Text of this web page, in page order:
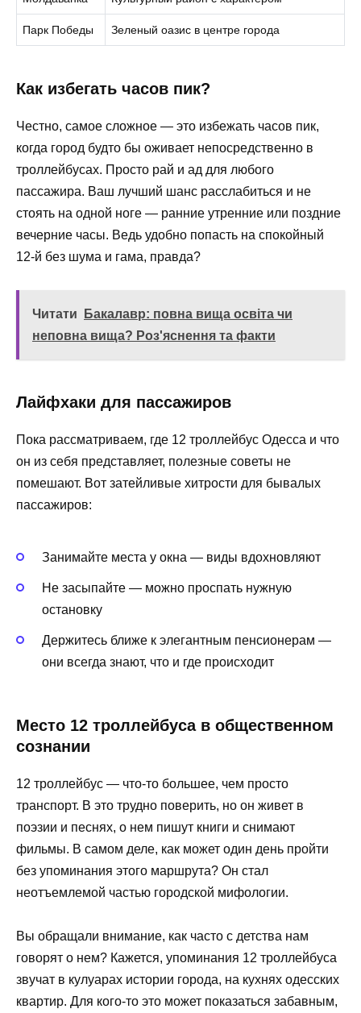
Парк Победы Зеленый оазис в центре города
Как избегать часов пик?
Честно, самое сложное — это избежать часов пик,
когда город будто бы оживает непосредственно в
троллейбусах. Просто рай и ад для любого
пассажира. Ваш лучший шанс расслабиться и не
стоять на одной ноге — ранние утренние или поздние
вечерние часы. Ведь удобно попасть на спокойный
12-й без шума и гама, правда?
Читати
Бакалавр: повна вища освіта чи
неповна вища? Роз'яснення та факти
Лайфхаки для пассажиров
Пока рассматриваем, где 12 троллейбус Одесса и что
он из себя представляет, полезные советы не
помешают. Вот затейливые хитрости для бывалых
пассажиров:
Занимайте места у окна — виды вдохновляют
Не засыпайте — можно проспать нужную
остановку
Держитесь ближе к элегантным пенсионерам —
они всегда знают, что и где происходит
Место 12 троллейбуса в общественном
сознании
12 троллейбус — что-то большее, чем просто
транспорт. В это трудно поверить, но он живет в
поэзии и песнях, о нем пишут книги и снимают
фильмы. В самом деле, как может один день пройти
без упоминания этого маршрута? Он стал
неотъемлемой частью городской мифологии.
Вы обращали внимание, как часто с детства нам
говорят о нем? Кажется, упоминания 12 троллейбуса
звучат в кулуарах истории города, на кухнях одесских
квартир. Для кого-то это может показаться забавным,